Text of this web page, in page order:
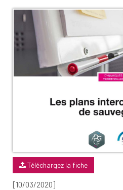
Téléchargez la fiche
[10/03/2020]